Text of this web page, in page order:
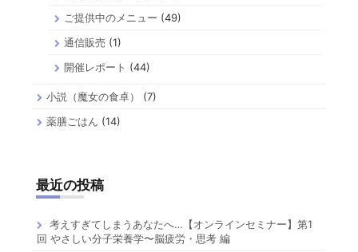
ご提供中のメニュー (49)
通信販売 (1)
開催レポート (44)
小説（魔女の食卓）
(7)
薬膳ごはん (14)
最近の投稿
考えすぎてしまうあなたへ…【オンラインセミナー】第1
回 やさしい分子栄養学〜脳疲労・思考 編